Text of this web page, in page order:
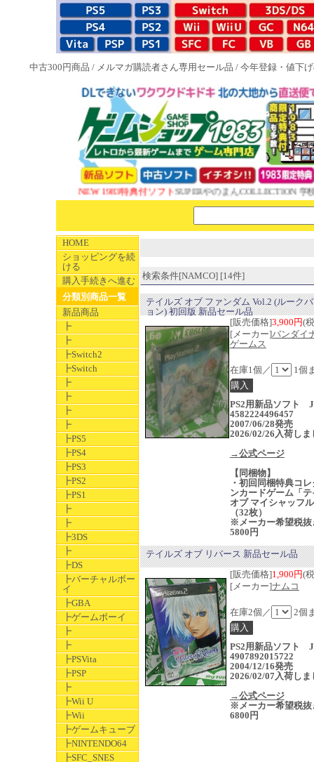
中古300円商品 / メルマガ購読者さん専用セール品 / 今年登録・値下
NEW 1983特典付ソフトSUPERやのまんCOLLECTION 学校であ
HOME
ショッピングを続
ける
購入手続きへ進む
分類別商品一覧
新品商品
┣
┣
┣Switch2
┣Switch
┣
┣
┣
┣
┣PS5
┣PS4
┣PS3
┣PS2
┣PS1
┣
┣
┣3DS
┣
┣DS
┣バーチャルボー
イ
┣GBA
┣ゲームボーイ
┣
┣
┣PSVita
┣PSP
┣
┣Wii U
┣Wii
┣ゲームキューブ
┣NINTENDO64
┣SFC_SNES
検索条件[NAMCO] [14件]
テイルズ オブ ファンダム Vol.2 (ルーク
ョン) 初回版 新品セール品
[販売価格]3,900円(
[メーカー]バンダイ
ゲームス
在庫1個／ 1個
PS2用新品ソフト
4582224496457
2007/06/28発売
2026/02/26入荷しま
→公式ページ
【同梱物】
・初回同梱特典コ
ンカードゲーム「
オブ マイシャッフ
（32枚）
※メーカー希望税抜
5800円
テイルズ オブ リバース 新品セール品
[販売価格]1,900円(
[メーカー]ナムコ
在庫2個／ 2個
PS2用新品ソフト
4907892015722
2004/12/16発売
2026/02/07入荷しま
→公式ページ
※メーカー希望税抜
6800円